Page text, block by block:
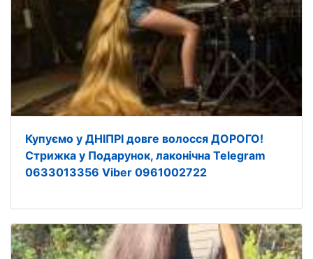
Купуємо у ДНІПРІ довге волосся ДОРОГО!
Стрижка у Подарунок, лаконічна Telegram
0633013356 Viber 0961002722